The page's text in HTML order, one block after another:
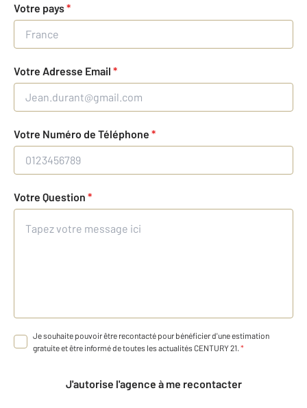
Votre pays*
Votre Adresse Email *
Votre Numéro de Téléphone *
Votre Question *
Je souhaite pouvoir être recontacté pour bénéficier d'une estimation
gratuite et être informé de toutes les actualités CENTURY 21. *
J'autorise l'agence à me recontacter